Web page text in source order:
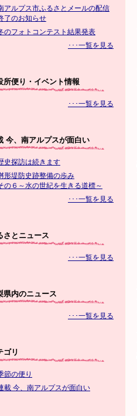
アルプス市ふるさとメールの配信
了のお知らせ
のフォトコンテスト結果発表
･･･一覧を見る
所便り・イベント情報
･･･一覧を見る
今、南アルプスが面白い
史探訪は続きます
形堤防史跡整備の歩み
の６～水の世紀を生きる道標～
･･･一覧を見る
さとニュース
･･･一覧を見る
県内のニュース
･･･一覧を見る
ゴリ
節の便り
載 今、南アルプスが面白い